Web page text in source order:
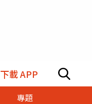
下載 APP
專題